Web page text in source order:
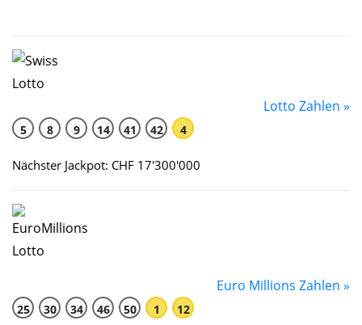
Lotto Zahlen »
5 8 9 14 41 42 4
Nächster Jackpot: CHF 17'300'000
Euro Millions Zahlen »
25 30 34 46 50 1 12